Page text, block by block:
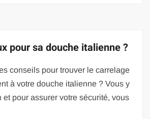
pour sa douche italienne ?
conseils pour trouver le carrelage
à votre douche italienne ? Vous y
et pour assurer votre sécurité, vous